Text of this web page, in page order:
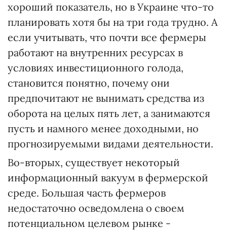
хороший показатель, но в Украине что-то
планировать хотя бы на три года трудно. А
если учитывать, что почти все фермеры
работают на внутренних ресурсах в
условиях инвестиционного голода,
становится понятно, почему они
предпочитают не вынимать средства из
оборота на целых пять лет, а занимаются
пусть и намного менее доходными, но
прогнозируемыми видами деятельности.
Во-вторых, существует некоторый
информационный вакуум в фермерской
среде. Большая часть фермеров
недостаточно осведомлена о своем
потенциальном целевом рынке -